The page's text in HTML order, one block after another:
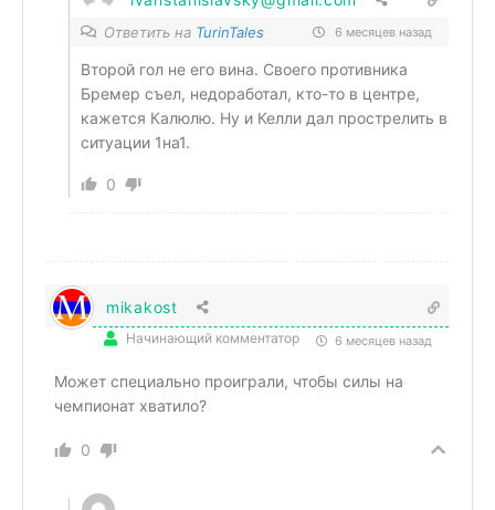
Ответить на TurinTales 6 месяцев назад
Второй гол не его вина. Своего противника
Бремер съел, недоработал, кто-то в центре,
кажется Калюлю. Ну и Келли дал прострелить в
ситуации 1на1.
0
mikakost
Начинающий комментатор 6 месяцев назад
Может специально проиграли, чтобы силы на
чемпионат хватило?
0